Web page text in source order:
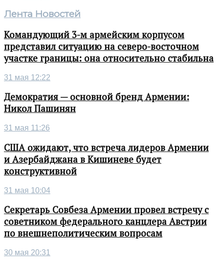
Лента Новостей
Командующий 3-м армейским корпусом
представил ситуацию на северо-восточном
участке границы: она относительно стабильна
31 мая 12:22
Демократия — основной бренд Армении:
Никол Пашинян
31 мая 11:26
США ожидают, что встреча лидеров Армении
и Азербайджана в Кишиневе будет
конструктивной
31 мая 10:04
Секретарь Совбеза Армении провел встречу с
советником федерального канцлера Австрии
по внешнеполитическим вопросам
30 мая 20:31